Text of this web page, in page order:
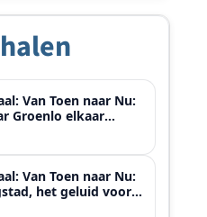
Van Toen naar Nu:
Groenlo elkaar
Van Toen naar Nu:
het geluid voor